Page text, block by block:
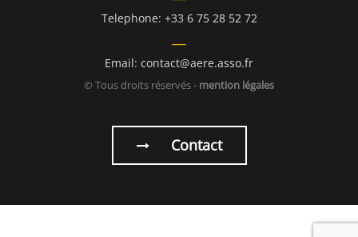
Telephone: +33 6 75 28 52 72
Email: contact@aere.asso.fr
© Tous droits réservés - mention légales
Contact